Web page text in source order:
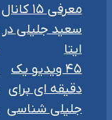
معرفی ۱۵ کانال
سعید جلیلی در
ایتا
۴۵ ویدیو یک
دقیقه ای برای
جلیلی شناسی